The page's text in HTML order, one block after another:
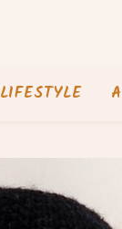
LIFESTYLE